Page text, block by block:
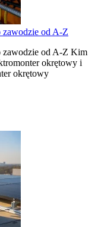
od A-Z
zawodzie od A-Z Kim
okrętowy i
okrętowy